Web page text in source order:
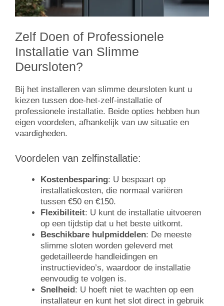
Zelf Doen of Professionele
Installatie van Slimme
Deursloten?
Bij het installeren van slimme deursloten kunt u
kiezen tussen doe-het-zelf-installatie of
professionele installatie. Beide opties hebben hun
eigen voordelen, afhankelijk van uw situatie en
vaardigheden.
Voordelen van zelfinstallatie:
Kostenbesparing: U bespaart op
installatiekosten, die normaal variëren
tussen €50 en €150.
Flexibiliteit: U kunt de installatie uitvoeren
op een tijdstip dat u het beste uitkomt.
Beschikbare hulpmiddelen: De meeste
slimme sloten worden geleverd met
gedetailleerde handleidingen en
instructievideo’s, waardoor de installatie
eenvoudig te volgen is.
Snelheid: U hoeft niet te wachten op een
installateur en kunt het slot direct in gebruik